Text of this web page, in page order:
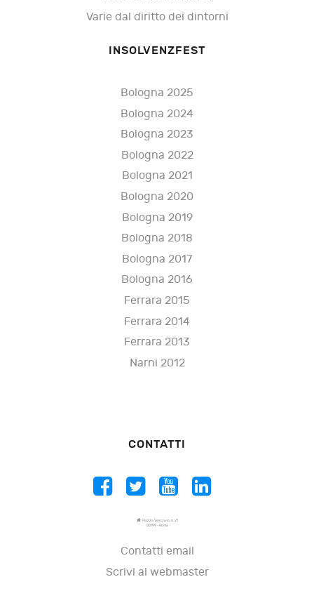
Varie dal diritto dei dintorni
INSOLVENZFEST
Bologna 2025
Bologna 2024
Bologna 2023
Bologna 2022
Bologna 2021
Bologna 2020
Bologna 2019
Bologna 2018
Bologna 2017
Bologna 2016
Ferrara 2015
Ferrara 2014
Ferrara 2013
Narni 2012
CONTATTI
Piazza Vescovio, n. 21
00199 - Roma
Contatti email
Scrivi al webmaster